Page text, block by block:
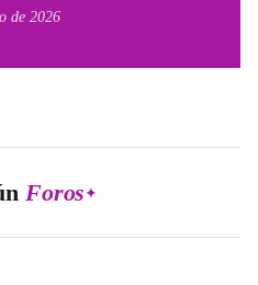
de 2026
Foros✦